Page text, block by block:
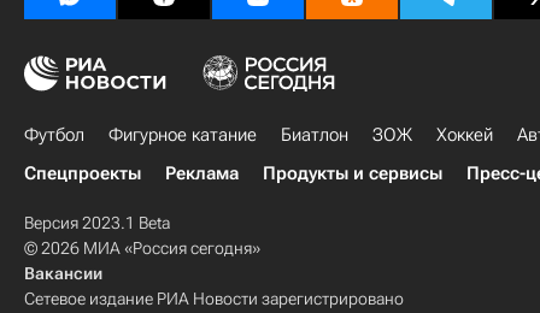
Футбол Фигурное катание Биатлон ЗОЖ Хоккей
Спецпроекты
Реклама Продукты и сервисы Пресс-
Версия 2023.1 Beta
© 2026 МИА «Россия сегодня»
Вакансии
Сетевое издание РИА Новости зарегистрировано